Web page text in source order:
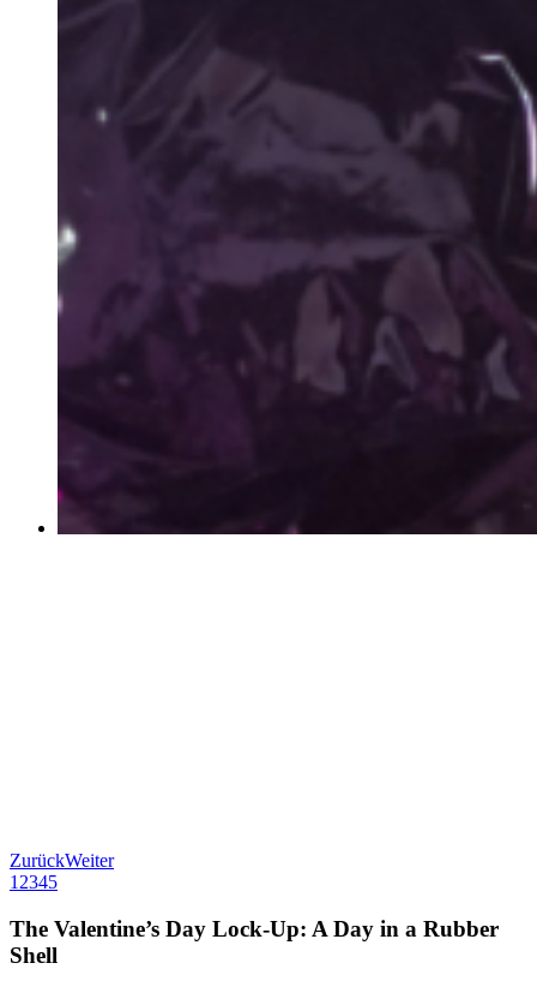
ZurückWeiter
1 2345
The Valentine’s Day Lock-Up: A Day in a Rubber
Shell